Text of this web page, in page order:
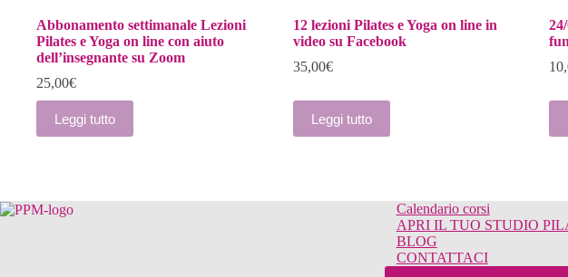
Abbonamento settimanale Lezioni
Pilates e Yoga on line con aiuto
dell’insegnante su Zoom
25,00€
Leggi tutto
12 lezioni Pilates e Yoga on line in
video su Facebook
35,00€
Leggi tutto
Calendario corsi
APRI IL TUO STUDIO
BLOG
CONTATTACI